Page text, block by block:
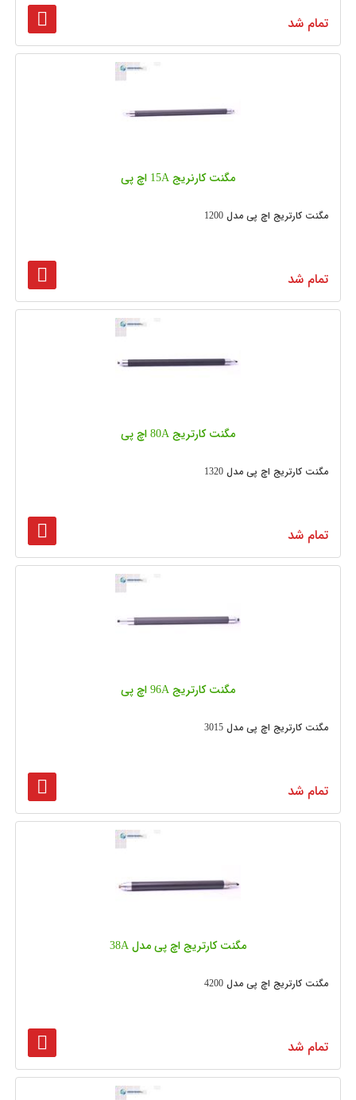
تمام شد
مگنت کارنریج 15A اچ پی
مگنت کارتریج اچ پی مدل 1200
تمام شد
مگنت کارتریج 80A اچ پی
مگنت کارتریج اچ پی مدل 1320
تمام شد
مگنت کارتریج 96A اچ پی
مگنت کارتریج اچ پی مدل 3015
تمام شد
مگنت کارتریج اچ پی مدل 38A
مگنت کارتریج اچ پی مدل 4200
تمام شد